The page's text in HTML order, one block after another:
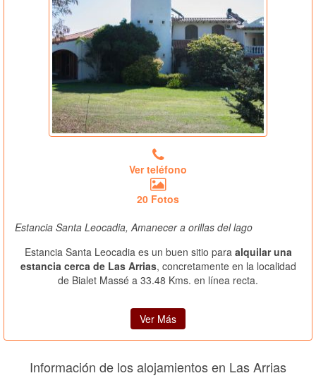
Ver teléfono
20 Fotos
Estancia Santa Leocadia, Amanecer a orillas del lago
Estancia Santa Leocadia es un buen sitio para alquilar una
estancia cerca de Las Arrias, concretamente en la localidad
de Bialet Massé a 33.48 Kms. en línea recta.
Ver Más
Información de los alojamientos en Las Arrias